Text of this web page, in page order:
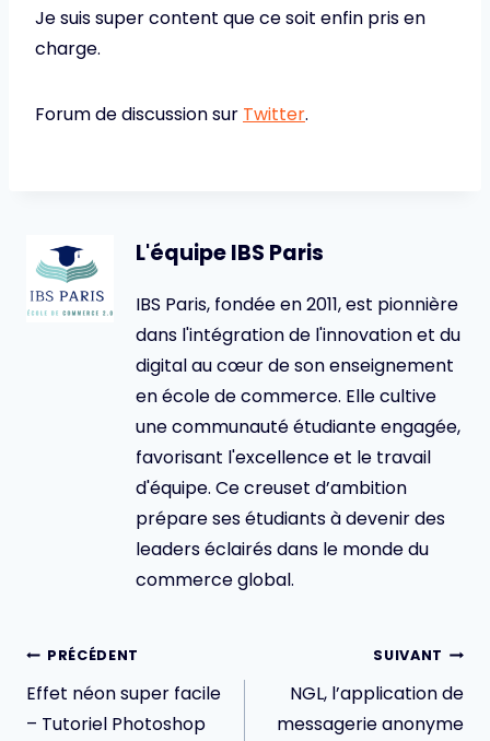
Je suis super content que ce soit enfin pris en
charge.
Forum de discussion sur Twitter.
L'équipe IBS Paris
IBS Paris, fondée en 2011, est pionnière
dans l'intégration de l'innovation et du
digital au cœur de son enseignement
en école de commerce. Elle cultive
une communauté étudiante engagée,
favorisant l'excellence et le travail
d'équipe. Ce creuset d’ambition
prépare ses étudiants à devenir des
leaders éclairés dans le monde du
commerce global.
Navigation
de
l’article
PRÉCÉDENT
Effet néon super facile
– Tutoriel Photoshop
SUIVANT
NGL, l’application de
messagerie anonyme